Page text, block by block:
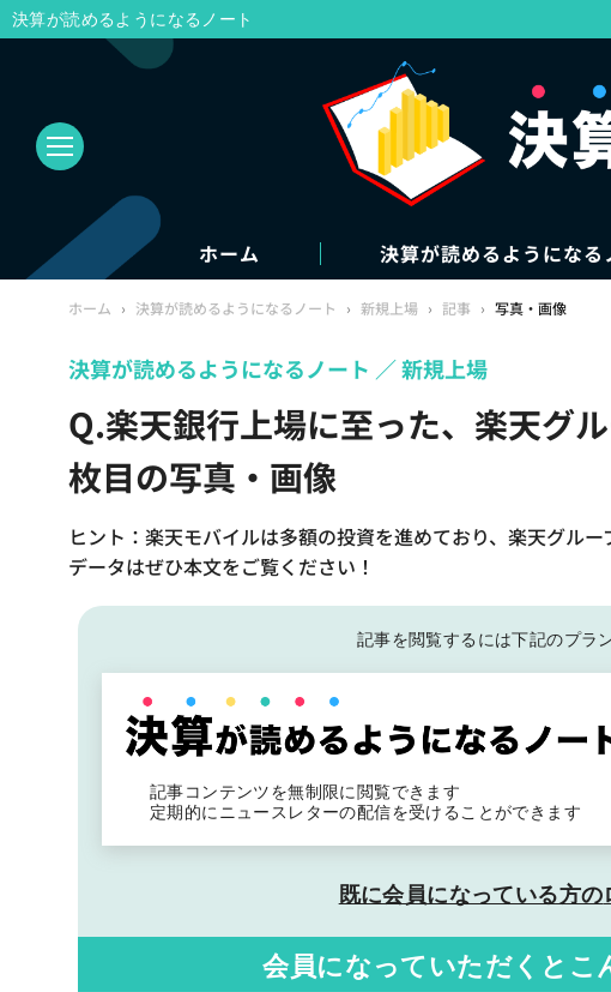
ホーム 決算が読めるようになる
ホーム › 決算が読めるようになるノート › 新規上場 › 記事 › 写真・画像
Q.楽天銀行上場に至った、楽天グ
枚目の写真・画像
ヒント：楽天モバイルは多額の投資を進めており、楽天グル
データはぜひ本文をご覧ください！
決算が読めるようになるノート 新規上場
記事を閲覧するには下記のプラ
記事コンテンツを無制限に閲覧できます
定期的にニュースレターの配信を受けることができます
既に会員になっている方の
会員になっていただくと こ
決算が読めるようになるノート